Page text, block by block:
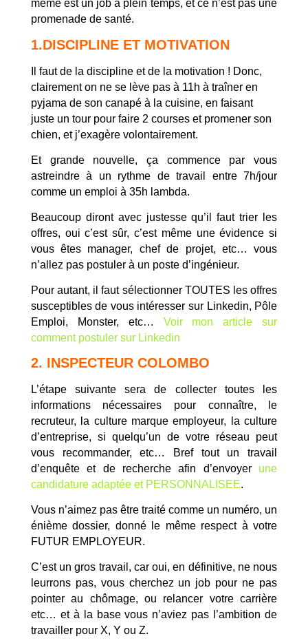
même est un job à plein temps, et ce n’est pas une
promenade de santé.
1.DISCIPLINE ET MOTIVATION
Il faut de la discipline et de la motivation ! Donc,
clairement on ne se lève pas à 11h à traîner en
pyjama de son canapé à la cuisine, en faisant
juste un tour pour faire 2 courses et promener son
chien, et j’exagère volontairement.
Et grande nouvelle, ça commence par vous
astreindre à un rythme de travail entre 7h/jour
comme un emploi à 35h lambda.
Beaucoup diront avec justesse qu’il faut trier les
offres, oui c’est sûr, c’est même une évidence si
vous êtes manager, chef de projet, etc… vous
n’allez pas postuler à un poste d’ingénieur.
Pour autant, il faut sélectionner TOUTES les offres
susceptibles de vous intéresser sur Linkedin, Pôle
Emploi, Monster, etc… Voir mon article sur
comment postuler sur Linkedin
2. INSPECTEUR COLOMBO
L’étape suivante sera de collecter toutes les
informations nécessaires pour connaître, le
recruteur, la culture marque employeur, la culture
d’entreprise, si quelqu’un de votre réseau peut
vous recommander, etc… Bref tout un travail
d’enquête et de recherche afin d’envoyerune
candidature adaptée et PERSONNALISEE.
Vous n’aimez pas être traité comme un numéro, un
énième dossier, donné le même respect à votre
FUTUR EMPLOYEUR.
C’est un gros travail, car oui, en définitive, ne nous
leurrons pas, vous cherchez un job pour ne pas
pointer au chômage, ou relancer votre carrière
etc… et à la base vous n’aviez pas l’ambition de
travailler pour X, Y ou Z.